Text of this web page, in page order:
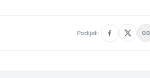
Podijeli: